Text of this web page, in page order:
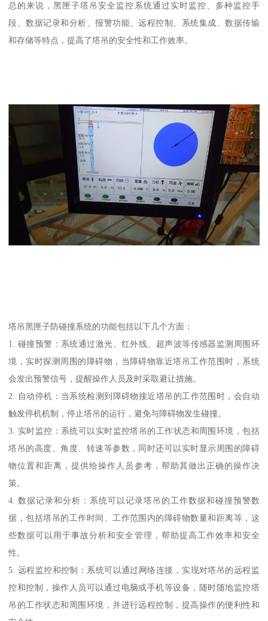
总的来说，黑匣子塔吊安全监控系统通过实时监控、多种监控手
段、数据记录和分析、报警功能、远程控制、系统集成、数据传输
和存储等特点，提高了塔吊的安全性和工作效率。
塔吊黑匣子防碰撞系统的功能包括以下几个方面：
1. 碰撞预警：系统通过激光、红外线、超声波等传感器监测周围环
境，实时探测周围的障碍物，当障碍物靠近塔吊工作范围时，系统
会发出预警信号，提醒操作人员及时采取避让措施。
2. 自动停机：当系统检测到障碍物接近塔吊的工作范围时，会自动
触发停机机制，停止塔吊的运行，避免与障碍物发生碰撞。
3. 实时监控：系统可以实时监控塔吊的工作状态和周围环境，包括
塔吊的高度、角度、转速等参数，同时还可以实时显示周围的障碍
物位置和距离，提供给操作人员参考，帮助其做出正确的操作决
策。
4. 数据记录和分析：系统可以记录塔吊的工作数据和碰撞预警数
据，包括塔吊的工作时间、工作范围内的障碍物数量和距离等，这
些数据可以用于事故分析和安全管理，帮助提高工作效率和安全
性。
5. 远程监控和控制：系统可以通过网络连接，实现对塔吊的远程监
控和控制，操作人员可以通过电脑或手机等设备，随时随地监控塔
吊的工作状态和周围环境，并进行远程控制，提高操作的便利性和